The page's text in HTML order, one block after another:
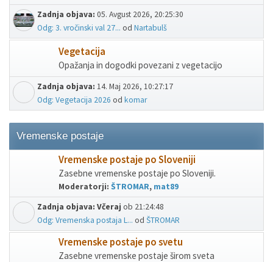
Zadnja objava: 05. Avgust 2026, 20:25:30
Odg: 3. vročinski val 27... od Nartabulš
Vegetacija
Opažanja in dogodki povezani z vegetacijo
Zadnja objava: 14. Maj 2026, 10:27:17
Odg: Vegetacija 2026 od komar
Vremenske postaje
Vremenske postaje po Sloveniji
Zasebne vremenske postaje po Sloveniji.
Moderatorji: ŠTROMAR, mat89
Zadnja objava: Včeraj ob 21:24:48
Odg: Vremenska postaja L... od ŠTROMAR
Vremenske postaje po svetu
Zasebne vremenske postaje širom sveta